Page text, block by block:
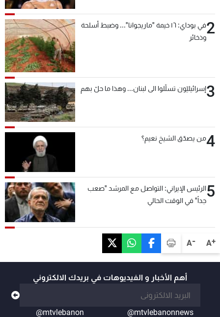
A+
A-
2
في بوداي: ١٦ خيمة "ماريجوانا"... وضبط أسلحة
وذخائر
3إسرائيليّون تسلّلوا الى لبنان... وهذا ما حلّ بهم
4من يصدّق الشيخ نعيم؟
5الرئيس الإيراني: التواصل مع المرشد "صعب
جداً" في الوقت الحالي
أهم الأخبار و الفيديوهات في بريدك الالكتروني
@mtvlebanonnews
@mtvlebanon